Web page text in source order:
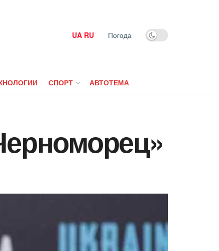
UA RU Погода
СПОРТ АВТОТЕМА